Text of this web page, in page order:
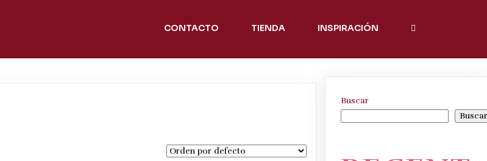
CONTACTO TIENDA INSPIRACIÓN
Buscar
Buscar